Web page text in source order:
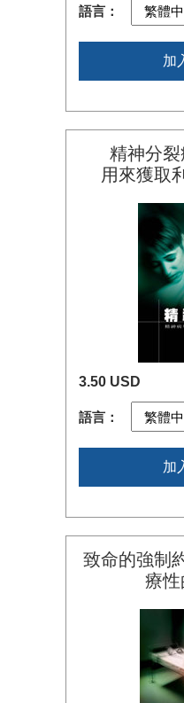
語言：
加
精神分
用來獲取
3.50 USD
語言：
加
致命的強制
療